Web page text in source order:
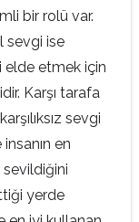
bir rolü var.
sevgi ise
elde etmek için
Karşı tarafa
sevgi
en
yerde